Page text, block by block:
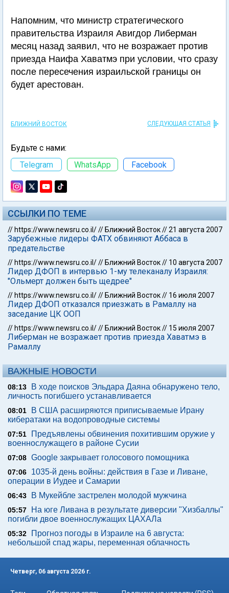
Напомним, что министр стратегического
правительства Израиля Авигдор Либерман
месяц назад заявил, что не возражает против
приезда Наифа Хаватмэ при условии, что сразу
после пересечения израильской границы он
будет арестован.
БЛИЖНИЙ ВОСТОК СЛЕДУЮЩАЯ СТАТЬЯ
Будьте с нами:
Telegram
WhatsApp Facebook
ССЫЛКИ ПО ТЕМЕ
// https://www.newsru.co.il/// Ближний Восток//21 августа 2007
Зарубежные лидеры ФАТХ обвиняют Аббаса в
предательстве
// https://www.newsru.co.il/// Ближний Восток// 10 августа 2007
Лидер ДФОП в интервью 1-му телеканалу Израиля:
"Ольмерт должен быть щедрее"
// https://www.newsru.co.il/// Ближний Восток// 16 июля 2007
Лидер ДФОП отказался приезжать в Рамаллу на
заседание ЦК ООП
// https://www.newsru.co.il/// Ближний Восток// 15 июля 2007
Либерман не возражает против приезда Хаватмэ в
Рамаллу
ВАЖНЫЕ НОВОСТИ
08:13
В ходе поисков Эльдара Даяна обнаружено тело,
личность погибшего устанавливается
08:01
В США расширяются приписываемые Ирану
кибератаки на водопроводные системы
07:51
Предъявлены обвинения похитившим оружие у
военнослужащего в районе Сусии
07:08 Google закрывает голосового помощника
07:06
1035-й день войны: действия в Газе и Ливане,
операции в Иудее и Самарии
06:43 В Мукейбле застрелен молодой мужчина
05:57
На юге Ливана в результате диверсии "Хизбаллы"
погибли двое военнослужащих ЦАХАЛа
05:32
Прогноз погоды в Израиле на 6 августа:
небольшой спад жары, переменная облачность
Четверг, 06 августа 2026 г.